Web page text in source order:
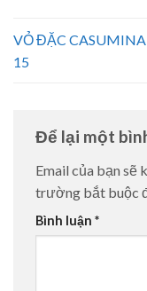
VỎ ĐẶC
15
Để lại một
Email của bạn sẽ
trường bắt buộc
Bình luận *